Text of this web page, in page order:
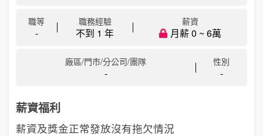
職等
-
職務經驗
不到 1 年
薪資
月薪 0 ~ 6萬
廠區/門市/分公司/團隊
-
性別
-
薪資福利
薪資及獎金正常發放沒有拖欠情況